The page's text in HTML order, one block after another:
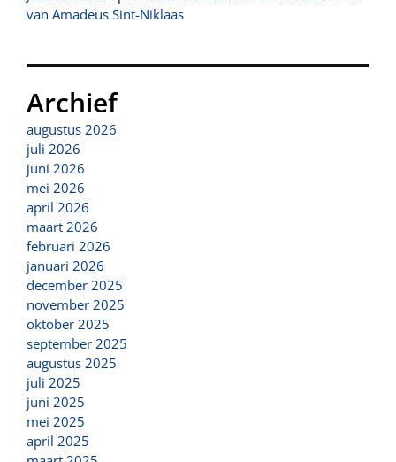
van Amadeus Sint-Niklaas
Archief
augustus 2026
juli 2026
juni 2026
mei 2026
april 2026
maart 2026
februari 2026
januari 2026
december 2025
november 2025
oktober 2025
september 2025
augustus 2025
juli 2025
juni 2025
mei 2025
april 2025